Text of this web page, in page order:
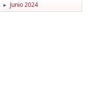
► Junio 2024